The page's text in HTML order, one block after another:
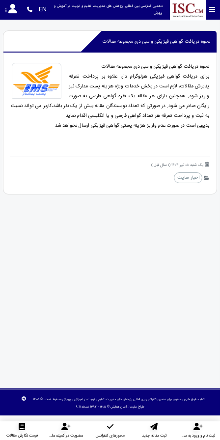
پرورش
EN
نحوه دریافت گواهی فیزیکی و سی دی مجموعه مقالات
نحوه دریافت گواهی فیزیکی و سی دی مجموعه مقالات
برای دریافت گواهی فیزیکی هولوگرام دار، علاوه بر پرداخت تعرفه
پذیرش مقالات، لازم است در بخش خدمات ویژه هزینه پست مدارک نیز
واریز شود. همچنین بازای هر مقاله یک فقره گواهی فارسی به صورت
رایگان صادر می شود. در صورتی که تعداد نویسندگان مقاله بیش از یک نفر باشد،کاربر می تواند نسبت
به ثبت و پرداخت تعرفه هر تعداد گواهی فارسی و یا انگلیسی اقدام نماید.
بدیهی است در صورت عدم واریز هزینه پستی گواهی فیزیکی ارسال نخواهد شد.
یک شنبه 08 تیر 1404 (1 سال قبل )
اخبار سایت
تمام حقوق مادی و معنوی برای دهمین کنفرانس بین المللی پژوهش های مدیریت، تعلیم و تربیت در آموزش و پرورش محفوظ است. © ۱۴۰۵
طراح سایت :آسان همایش © ۱۴۰۵ - 1392 نسخه 9.11
ثبت نام و ورود به سایت ثبت مقاله جدید محورهای کنفرانس عضویت در کمیته علمی داوران فرمت نگارش مقالات